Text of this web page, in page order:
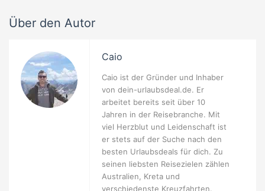
Über den Autor
Caio
Caio ist der Gründer und Inhaber
von dein-urlaubsdeal.de. Er
arbeitet bereits seit über 10
Jahren in der Reisebranche. Mit
viel Herzblut und Leidenschaft ist
er stets auf der Suche nach den
besten Urlaubsdeals für dich. Zu
seinen liebsten Reisezielen zählen
Australien, Kreta und
verschiedenste Kreuzfahrten.